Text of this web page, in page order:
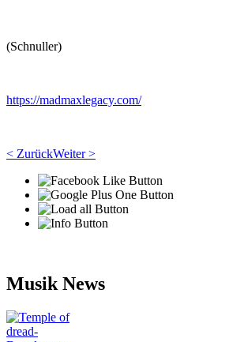
(Schnuller)
https://madmaxlegacy.com/
< ZurückWeiter >
Musik News